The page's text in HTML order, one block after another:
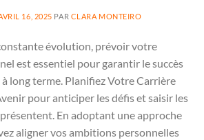
16, 2025 PAR CLARA MONTEIRO
évolution, prévoir votre
est essentiel pour garantir le succès
à long terme. Planifiez Votre Carrière
pour anticiper les défis et saisir les
En adoptant une approche
aligner vos ambitions personnelles